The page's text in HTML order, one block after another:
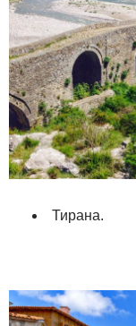
Тирана.